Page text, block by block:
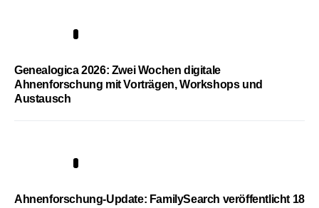
Genealogica 2026: Zwei Wochen digitale
Ahnenforschung mit Vorträgen, Workshops und
Austausch
Ahnenforschung-Update: FamilySearch veröffentlicht 18